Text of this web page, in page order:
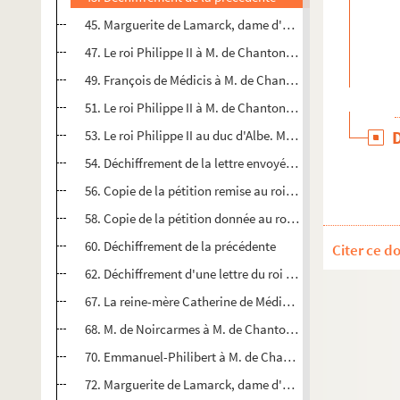
45. Marguerite de Lamarck, dame d'Arenberg, à M. de
47. Le roi Philippe II à M. de Chantonnay. Escurial, 28 juin
49. François de Médicis à M. de Chantonnay. Florence, 3
51. Le roi Philippe II à M. de Chantonnay. Madrid, 18 juillet
53. Le roi Philippe II au duc d'Albe. Madrid, 26 juillet
54. Déchiffrement de la lettre envoyée à M. de
56. Copie de la pétition remise au roi Philippe II par
58. Copie de la pétition donnée au roi Philippe II et
60. Déchiffrement de la précédente
62. Déchiffrement d'une lettre du roi à M. de Chantonnay,
67. La reine-mère Catherine de Médicis à M. de
68. M. de Noircarmes à M. de Chantonnay. Bois-le-Duc, 21
70. Emmanuel-Philibert à M. de Chantonnay. Turin, 22
72. Marguerite de Lamarck, dame d'Arenberg, à M. de
Citer ce